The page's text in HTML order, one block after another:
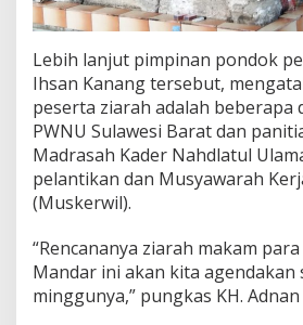
Lebih lanjut pimpinan pondok
Ihsan Kanang tersebut,
peserta ziarah adalah beberapa
PWNU Sulawesi Barat dan
Madrasah Kader Nahdlatul
pelantikan dan Musyawarah
(Muskerwil).
“Rencananya ziarah makam
Mandar ini akan kita agendakan
minggunya,” pungkas KH.